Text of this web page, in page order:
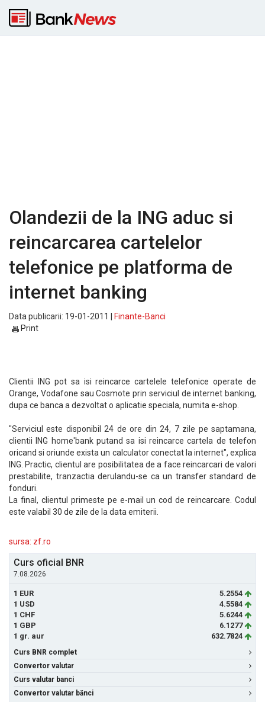
Olandezii de la ING aduc si
reincarcarea cartelelor
telefonice pe platforma de
internet banking
Data publicarii: 19-01-2011 |
Finante-Banci
Print
Clientii ING pot sa isi reincarce cartelele telefonice operate de
Orange, Vodafone sau Cosmote prin serviciul de internet banking,
dupa ce banca a dezvoltat o aplicatie speciala, numita e-shop.
"Serviciul este disponibil 24 de ore din 24, 7 zile pe saptamana,
clientii ING home'bank putand sa isi reincarce cartela de telefon
oricand si oriunde exista un calculator conectat la internet", explica
ING. Practic, clientul are posibilitatea de a face reincarcari de valori
prestabilite, tranzactia derulandu-se ca un transfer standard de
fonduri.
La final, clientul primeste pe e-mail un cod de reincarcare. Codul
este valabil 30 de zile de la data emiterii.
sursa: zf.ro
Curs oficial BNR
7.08.2026
1 EUR
5.2554
1 USD
4.5584
1 CHF
5.6244
1 GBP
6.1277
1 gr. aur
632.7824
Curs BNR complet
Convertor valutar
Curs valutar banci
Convertor valutar bănci